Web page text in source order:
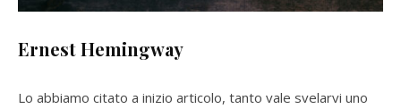
Ernest Hemingway
Lo abbiamo citato a inizio articolo, tanto vale svelarvi uno